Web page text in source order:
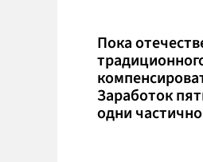
Пока
Заработок
одни